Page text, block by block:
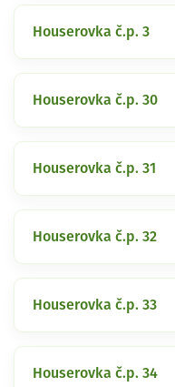
Houserovka č.p. 3
Houserovka č.p. 30
Houserovka č.p. 31
Houserovka č.p. 32
Houserovka č.p. 33
Houserovka č.p. 34